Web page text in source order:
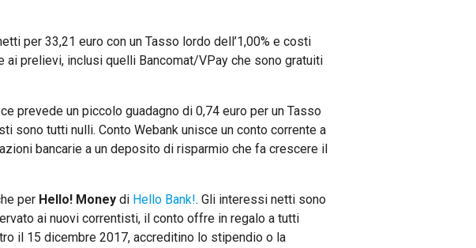
per 33,21 euro con un Tasso lordo dell’1,00% e costi
ai prelievi, inclusi quelli Bancomat/VPay che sono gratuiti
prevede un piccolo guadagno di 0,74 euro per un Tasso
sono tutti nulli. Conto Webank unisce un conto corrente a
bancarie a un deposito di risparmio che fa crescere il
per Hello! Money di Hello Bank!. Gli interessi netti sono
ai nuovi correntisti, il conto offre in regalo a tutti
il 15 dicembre 2017, accreditino lo stipendio o la